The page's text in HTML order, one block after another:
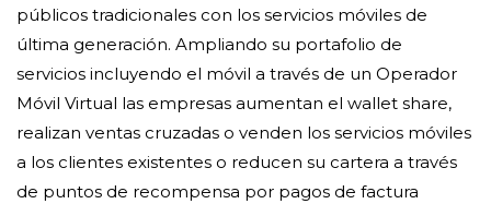
públicos tradicionales con los servicios móviles de
última generación. Ampliando su portafolio de
servicios incluyendo el móvil a través de un Operador
Móvil Virtual las empresas aumentan el wallet share,
realizan ventas cruzadas o venden los servicios móviles
a los clientes existentes o reducen su cartera a través
de puntos de recompensa por pagos de factura